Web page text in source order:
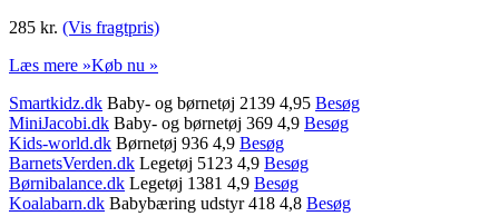
285 kr. (Vis fragtpris)
Læs mere »Køb nu »
Smartkidz.dk Baby- og børnetøj 2139 4,95 Besøg
MiniJacobi.dk Baby- og børnetøj 369 4,9 Besøg
Kids-world.dk Børnetøj 936 4,9 Besøg
BarnetsVerden.dk Legetøj 5123 4,9 Besøg
Børnibalance.dk Legetøj 1381 4,9 Besøg
Koalabarn.dk Babybæring udstyr 418 4,8 Besøg